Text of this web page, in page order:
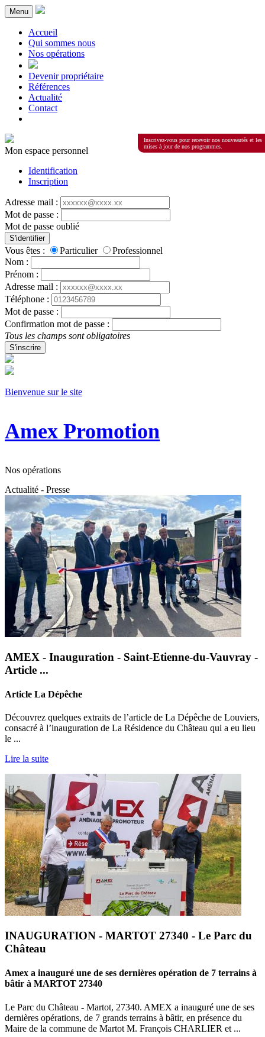
Menu
Accueil
Qui sommes nous
Nos opérations
Devenir propriétaire
Références
Actualité
Contact
Inscrivez-vous pour recevoir nos nouveautés et les
mises à jour de nos programmes.
Mon espace personnel
Identification
Inscription
Adresse mail :
Mot de passe :
Mot de passe oublié
S'identifier
Vous êtes : Particulier
Professionnel
Nom :
Prénom :
Adresse mail :
Téléphone :
Mot de passe :
Confirmation mot de passe :
Tous les champs sont obligatoires
S'inscrire
Bienvenue sur le site
Amex Promotion
Nos opérations
Actualité - Presse
AMEX - Inauguration - Saint-Etienne-du-Vauvray -
Article ...
Article La Dépêche
Découvrez quelques extraits de l’article de La Dépêche de Louviers,
consacré à l’inauguration de La Résidence du Château qui a eu lieu
le ...
Lire la suite
INAUGURATION - MARTOT 27340 - Le Parc du
Château
Amex a inauguré une de ses dernières opération de 7 terrains à
bâtir à MARTOT 27340
Le Parc du Château - Martot, 27340. AMEX a inauguré une de ses
dernières opérations, de 7 grands terrains à bâtir, en présence du
Maire de la commune de Martot M. François CHARLIER et ...